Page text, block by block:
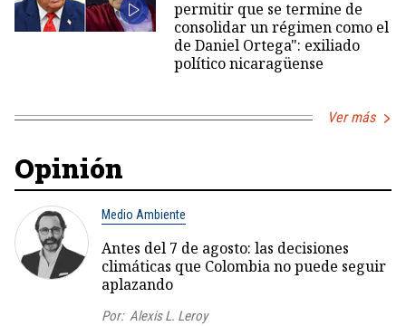
permitir que se termine de
consolidar un régimen como el
de Daniel Ortega": exiliado
político nicaragüense
Ver más
Opinión
Medio Ambiente
Antes del 7 de agosto: las decisiones
climáticas que Colombia no puede seguir
aplazando
Por: Alexis L. Leroy